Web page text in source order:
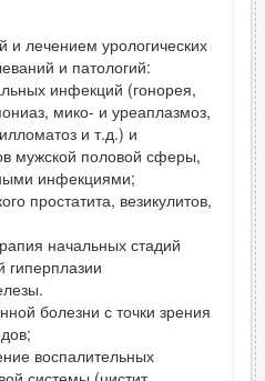
и лечением урологических
и патологий:
инфекций (гонорея,
мико- и уреаплазмоз,
и т.д.) и
мужской половой сферы,
инфекциями;
простатита, везикулитов,
начальных стадий
гиперплазии
болезни с точки зрения
воспалительных